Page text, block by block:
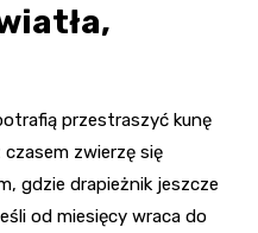
przestraszyć kunę
zwierzę się
gdzie drapieżnik jeszcze
od miesięcy wraca do